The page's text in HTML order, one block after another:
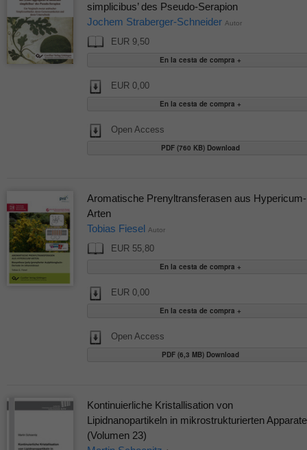
simplicibus’ des Pseudo-Serapion
Jochem Straberger-Schneider Autor
EUR 9,50
EUR 0,00
Open Access
PDF (760 KB) Download
Aromatische Prenyltransferasen aus Hypericum-
Arten
Tobias Fiesel Autor
EUR 55,80
EUR 0,00
Open Access
PDF (6,3 MB) Download
Kontinuierliche Kristallisation von
Lipidnanopartikeln in mikrostrukturierten
(Volumen 23)